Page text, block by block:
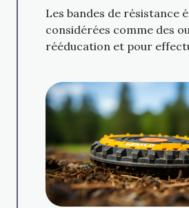
extrêmement
Les bandes de résistance
considérées comme des
rééducation et pour